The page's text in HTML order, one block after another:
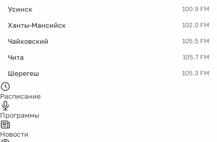
Усинск 100.9 FM
Ханты-Мансийск 102.0 FM
Чайковский 105.5 FM
Чита 105.7 FM
Шерегеш 105.3 FM
Расписание
Программы
Новости